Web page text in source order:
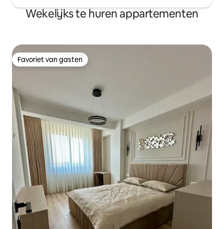
Wekelijks te huren appartementen
Favoriet van gasten
Favoriet van gasten